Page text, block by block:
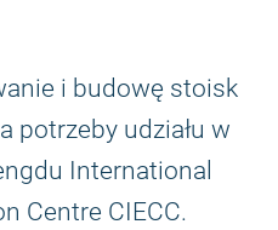
i budowę stoisk
potrzeby udziału w
International
Centre CIECC.